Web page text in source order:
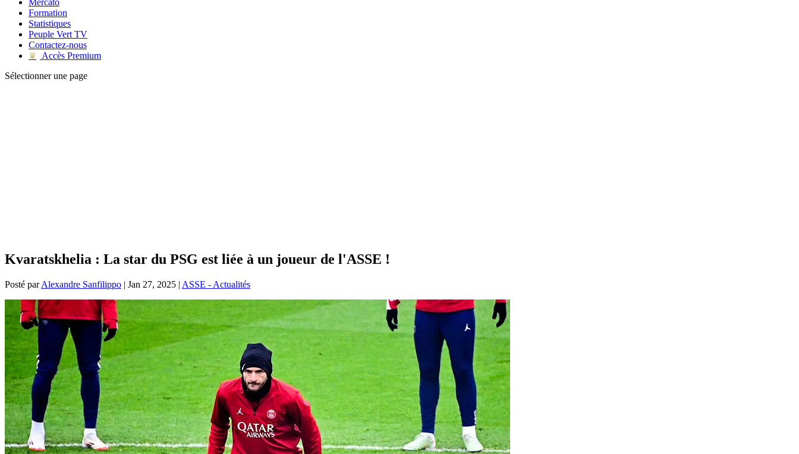
Mercato
Formation
Statistiques
Peuple Vert TV
Contactez-nous
♛
Accès Premium
Sélectionner une page
Kvaratskhelia : La star du PSG est liée à un joueur de l'ASSE !
Posté parAlexandre Sanfilippo | Jan 27, 2025 | ASSE - Actualités